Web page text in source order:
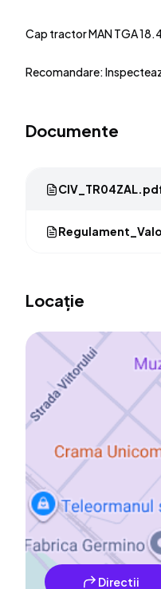
Cap tractor MAN TGA
Recomandare:
Documente
Locație
Directii